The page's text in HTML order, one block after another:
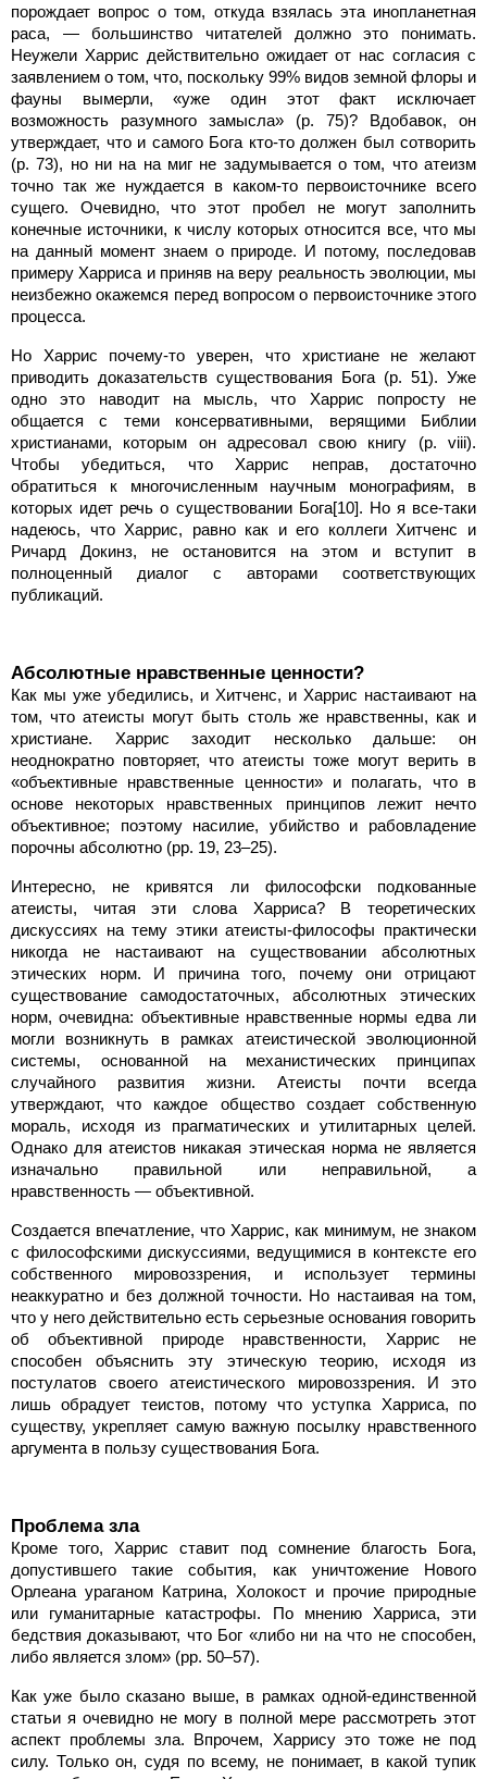
порождает вопрос о том, откуда взялась эта инопланетная
раса, — большинство читателей должно это понимать.
Неужели Харрис действительно ожидает от нас согласия с
заявлением о том, что, поскольку 99% видов земной флоры и
фауны вымерли, «уже один этот факт исключает
возможность разумного замысла» (p. 75)? Вдобавок, он
утверждает, что и самого Бога кто-то должен был сотворить
(p. 73), но ни на на миг не задумывается о том, что атеизм
точно так же нуждается в каком-то первоисточнике всего
сущего. Очевидно, что этот пробел не могут заполнить
конечные источники, к числу которых относится все, что мы
на данный момент знаем о природе. И потому, последовав
примеру Харриса и приняв на веру реальность эволюции, мы
неизбежно окажемся перед вопросом о первоисточнике этого
процесса.
Но Харрис почему-то уверен, что христиане не желают
приводить доказательств существования Бога (p. 51). Уже
одно это наводит на мысль, что Харрис попросту не
общается с теми консервативными, верящими Библии
христианами, которым он адресовал свою книгу (p. viii).
Чтобы убедиться, что Харрис неправ, достаточно
обратиться к многочисленным научным монографиям, в
которых идет речь о существовании Бога[10]. Но я все-таки
надеюсь, что Харрис, равно как и его коллеги Хитченс и
Ричард Докинз, не остановится на этом и вступит в
полноценный диалог с авторами соответствующих
публикаций.
Абсолютные нравственные ценности?
Как мы уже убедились, и Хитченс, и Харрис настаивают на
том, что атеисты могут быть столь же нравственны, как и
христиане. Харрис заходит несколько дальше: он
неоднократно повторяет, что атеисты тоже могут верить в
«объективные нравственные ценности» и полагать, что в
основе некоторых нравственных принципов лежит нечто
объективное; поэтому насилие, убийство и рабовладение
порочны абсолютно (pp. 19, 23–25).
Интересно, не кривятся ли философски подкованные
атеисты, читая эти слова Харриса? В теоретических
дискуссиях на тему этики атеисты-философы практически
никогда не настаивают на существовании абсолютных
этических норм. И причина того, почему они отрицают
существование самодостаточных, абсолютных этических
норм, очевидна: объективные нравственные нормы едва ли
могли возникнуть в рамках атеистической эволюционной
системы, основанной на механистических принципах
случайного развития жизни. Атеисты почти всегда
утверждают, что каждое общество создает собственную
мораль, исходя из прагматических и утилитарных целей.
Однако для атеистов никакая этическая норма не является
изначально правильной или неправильной, а
нравственность — объективной.
Создается впечатление, что Харрис, как минимум, не знаком
с философскими дискуссиями, ведущимися в контексте его
собственного мировоззрения, и использует термины
неаккуратно и без должной точности. Но настаивая на том,
что у него действительно есть серьезные основания говорить
об объективной природе нравственности, Харрис не
способен объяснить эту этическую теорию, исходя из
постулатов своего атеистического мировоззрения. И это
лишь обрадует теистов, потому что уступка Харриса, по
существу, укрепляет самую важную посылку нравственного
аргумента в пользу существования Бога.
Проблема зла
Кроме того, Харрис ставит под сомнение благость Бога,
допустившего такие события, как уничтожение Нового
Орлеана ураганом Катрина, Холокост и прочие природные
или гуманитарные катастрофы. По мнению Харриса, эти
бедствия доказывают, что Бог «либо ни на что не способен,
либо является злом» (pp. 50–57).
Как уже было сказано выше, в рамках одной-единственной
статьи я очевидно не могу в полной мере рассмотреть этот
аспект проблемы зла. Впрочем, Харрису это тоже не под
силу. Только он, судя по всему, не понимает, в какой тупик